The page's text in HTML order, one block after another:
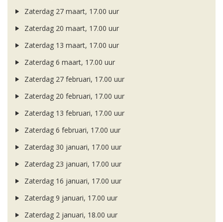
Zaterdag 27 maart, 17.00 uur
Zaterdag 20 maart, 17.00 uur
Zaterdag 13 maart, 17.00 uur
Zaterdag 6 maart, 17.00 uur
Zaterdag 27 februari, 17.00 uur
Zaterdag 20 februari, 17.00 uur
Zaterdag 13 februari, 17.00 uur
Zaterdag 6 februari, 17.00 uur
Zaterdag 30 januari, 17.00 uur
Zaterdag 23 januari, 17.00 uur
Zaterdag 16 januari, 17.00 uur
Zaterdag 9 januari, 17.00 uur
Zaterdag 2 januari, 18.00 uur